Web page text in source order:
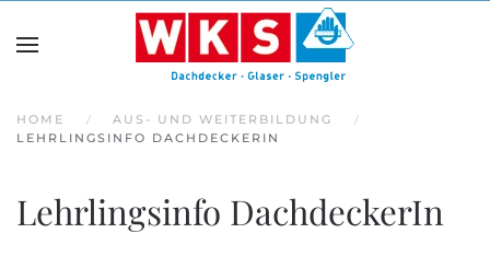
HOME
AUS- UND WEITERBILDUNG
LEHRLINGSINFO DACHDECKERIN
Lehrlingsinfo DachdeckerIn